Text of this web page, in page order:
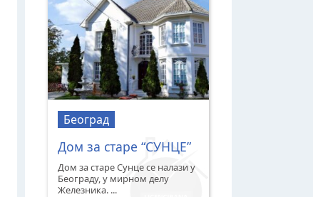
Београд
Дом за старе “СУНЦЕ”
Дом за старе Сунце се налази у
Београду, у мирном делу
Железника. ...